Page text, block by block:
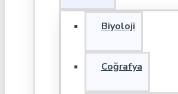
Biyoloji
Coğrafya